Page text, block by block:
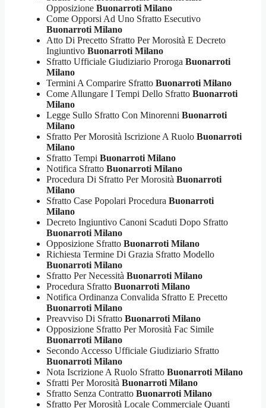
Opposizione Buonarroti Milano
Come Opporsi Ad Uno Sfratto Esecutivo
Buonarroti Milano
Atto Di Precetto Sfratto Per Morosità E Decreto
Ingiuntivo Buonarroti Milano
Sfratto Ufficiale Giudiziario Proroga Buonarroti
Milano
Termini A Comparire Sfratto Buonarroti Milano
Come Allungare I Tempi Dello Sfratto Buonarroti
Milano
Legge Sullo Sfratto Con Minorenni Buonarroti
Milano
Sfratto Per Morosità Iscrizione A Ruolo Buonarroti
Milano
Sfratto Tempi Buonarroti Milano
Notifica Sfratto Buonarroti Milano
Procedura Di Sfratto Per Morosità Buonarroti
Milano
Sfratto Case Popolari Procedura Buonarroti
Milano
Decreto Ingiuntivo Canoni Scaduti Dopo Sfratto
Buonarroti Milano
Opposizione Sfratto Buonarroti Milano
Richiesta Termine Di Grazia Sfratto Modello
Buonarroti Milano
Sfratto Per Necessità Buonarroti Milano
Procedura Sfratto Buonarroti Milano
Notifica Ordinanza Convalida Sfratto E Precetto
Buonarroti Milano
Preavviso Di Sfratto Buonarroti Milano
Opposizione Sfratto Per Morosità Fac Simile
Buonarroti Milano
Secondo Accesso Ufficiale Giudiziario Sfratto
Buonarroti Milano
Nota Iscrizione A Ruolo Sfratto Buonarroti Milano
Sfratti Per Morosità Buonarroti Milano
Sfratto Senza Contratto Buonarroti Milano
Sfratto Per Morosità Locale Commerciale Quanti